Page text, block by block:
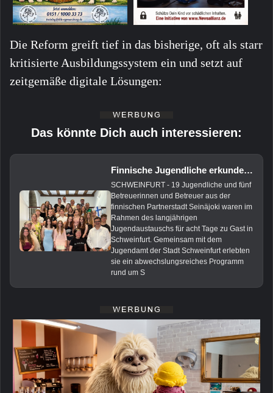
Die Reform greift tief in das bisherige, oft als starr
kritisierte Ausbildungssystem ein und setzt auf
zeitgemäße digitale Lösungen:
Das könnte Dich auch interessieren:
Finnische Jugendliche erkunden Schweinfurt beim Städtepartnerschafts-Austausch
SCHWEINFURT - 19 Jugendliche und fünf
Betreuerinnen und Betreuer aus der
finnischen Partnerstadt Seinäjoki waren im
Rahmen des langjährigen
Jugendaustauschs für acht Tage zu Gast in
Schweinfurt. Gemeinsam mit dem
Jugendamt der Stadt Schweinfurt erlebten
sie ein abwechslungsreiches Programm
rund um S